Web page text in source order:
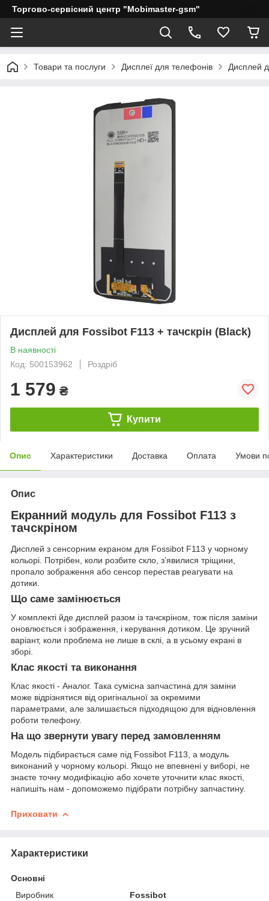
Торгово-сервісний центр "Mobimaster-gsm"
Товари та послуги Дисплеї для телефонів Дисплей
Дисплей для Fossibot F113 + тачскрін (Black)
В наявності
Код: 500153962
Роздріб
1 579 ₴
Купити
Опис Характеристики Доставка Оплата Умови
Опис
Екранний модуль для Fossibot F113 з
тачскріном
Дисплей з сенсорним екраном для Fossibot F113 у чорному
кольорі. Потрібен, коли розбите скло, з’явилися тріщини,
пропало зображення або сенсор перестав реагувати на
дотики.
Що саме замінюється
У комплекті йде дисплей разом із тачскріном, тож після заміни
оновлюється і зображення, і керування дотиком. Це зручний
варіант, коли проблема не лише в склі, а в усьому екрані в
зборі.
Клас якості та виконання
Клас якості - Аналог. Така сумісна запчастина для заміни
може відрізнятися від оригінальної за окремими
параметрами, але залишається підходящою для відновлення
роботи телефону.
На що звернути увагу перед замовленням
Модель підбирається саме під Fossibot F113, а модуль
виконаний у чорному кольорі. Якщо не впевнені у виборі, не
знаєте точну модифікацію або хочете уточнити клас якості,
напишіть нам - допоможемо підібрати потрібну запчастину.
Приховати
Характеристики
Основні
Виробник
Fossibot